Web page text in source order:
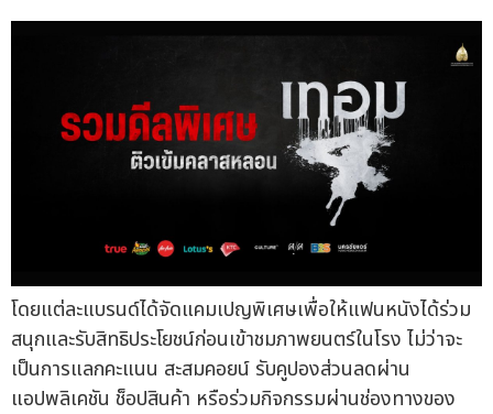
โดยแต่ละแบรนด์ได้จัดแคมเปญพิเศษเพื่อให้แฟนหนังได้ร่วม
สนุกและรับสิทธิประโยชน์ก่อนเข้าชมภาพยนตร์ในโรง ไม่ว่าจะ
เป็นการแลกคะแนน สะสมคอยน์ รับคูปองส่วนลดผ่าน
แอปพลิเคชัน ช็อปสินค้า หรือร่วมกิจกรรมผ่านช่องทางของ